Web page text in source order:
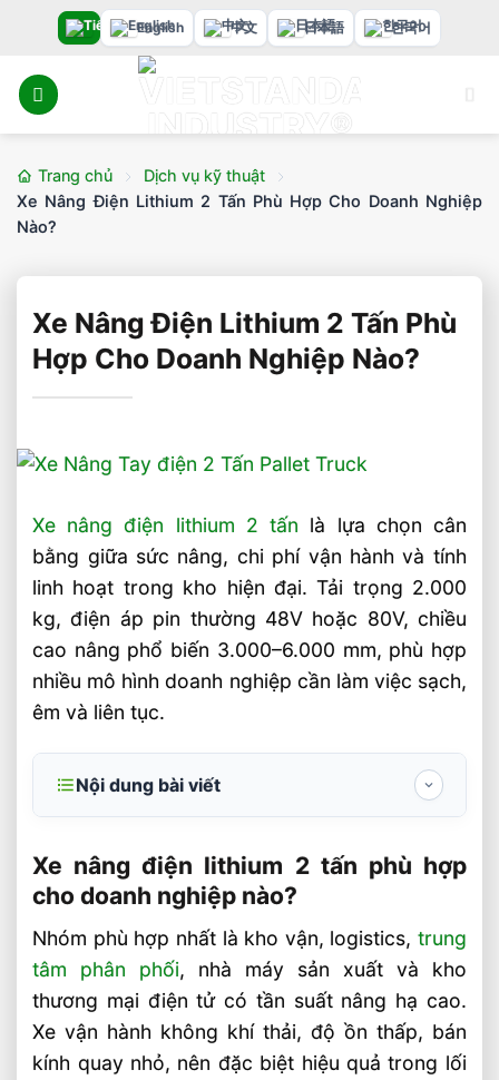
nội
dung
English 中文 日本語 한국어
Trang chủ
Dịch vụ kỹ thuật
Xe Nâng Điện Lithium 2 Tấn Phù Hợp Cho Doanh Nghiệp
Nào?
Xe Nâng Điện Lithium 2 Tấn Phù
Hợp Cho Doanh Nghiệp Nào?
Xe nâng điện lithium 2 tấn là lựa chọn cân
bằng giữa sức nâng, chi phí vận hành và tính
linh hoạt trong kho hiện đại. Tải trọng 2.000
kg, điện áp pin thường 48V hoặc 80V, chiều
cao nâng phổ biến 3.000–6.000 mm, phù hợp
nhiều mô hình doanh nghiệp cần làm việc sạch,
êm và liên tục.
Nội dung bài viết
doanh nghiệp nào?
Giá Các Loại Xe Nâng Điện 2 Tấn Tại
VietStandard
Thông số kỹ thuật cần kiểm tra trước khi
chọn xe
Chọn cấu hình nào để dùng hiệu quả
hơn?
Xe nâng điện lithium 2 tấn phù hợp
cho doanh nghiệp nào?
Nhóm phù hợp nhất là kho vận, logistics, trung
tâm phân phối, nhà máy sản xuất và kho
thương mại điện tử có tần suất nâng hạ cao.
Xe vận hành không khí thải, độ ồn thấp, bán
kính quay nhỏ, nên đặc biệt hiệu quả trong lối